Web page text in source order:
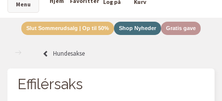
Menu
Slut Sommerudsalg | Op til 50% Shop Nyheder Gratis gave
Hundesakse
Effilérsaks